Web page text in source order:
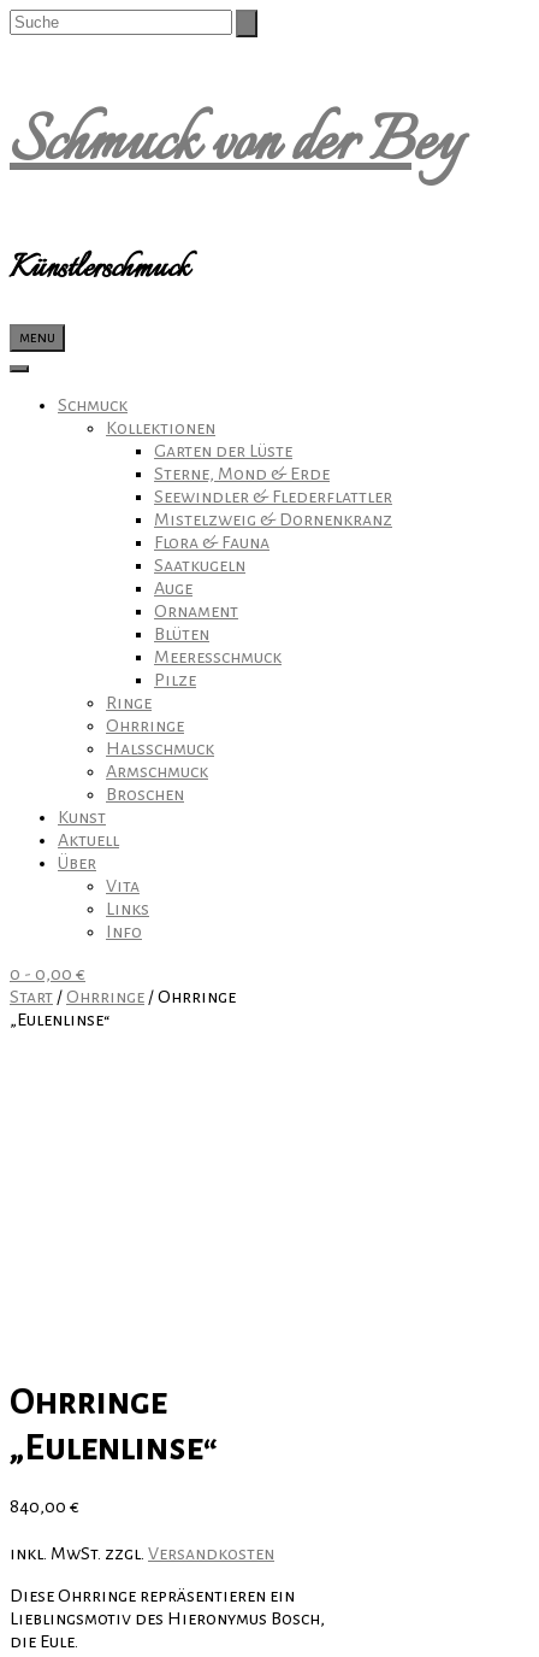
Schmuck von der Bey
Künstlerschmuck
menu
Schmuck
Kollektionen
Garten der Lüste
Sterne, Mond & Erde
Seewindler & Flederflattler
Mistelzweig & Dornenkranz
Flora & Fauna
Saatkugeln
Auge
Ornament
Blüten
Meeresschmuck
Pilze
Ringe
Ohrringe
Halsschmuck
Armschmuck
Broschen
Kunst
Aktuell
Über
Vita
Links
Info
0 - 0,00 €
Start / Ohrringe / Ohrringe
„Eulenlinse“
Ohrringe
„Eulenlinse“
840,00 €
inkl. MwSt. zzgl. Versandkosten
Diese Ohrringe repräsentieren ein
Lieblingsmotiv des Hieronymus Bosch,
die Eule.